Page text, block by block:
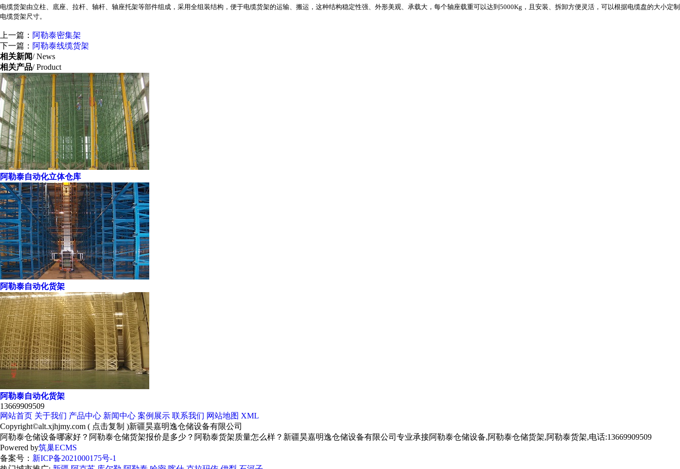
电缆货架由立柱、底座、拉杆、轴杆、轴座托架等部件组成，采用全组装结构，便于电缆货架的运输、搬运，这种结构稳定性强、外形美观、承载大，每个轴座载重可以达到5000Kg，且安装、拆卸方便灵活，可以根据电缆盘的大小定制
电缆货架尺寸。
上一篇： 阿勒泰密集架
下一篇： 阿勒泰线缆货架
相关新闻/ News
相关产品/ Product
阿勒泰自动化立体仓库
阿勒泰自动化货架
阿勒泰自动化货架
13669909509
网站首页 关于我们 产品中心 新闻中心 案例展示 联系我们 网站地图 XML
Copyright©alt.xjhjmy.com ( 点击复制 )新疆昊嘉明逸仓储设备有限公司
阿勒泰仓储设备哪家好？阿勒泰仓储货架报价是多少？阿勒泰货架质量怎么样？新疆昊嘉明逸仓储设备有限公司专业承接阿勒泰仓储设备,阿勒泰仓储货架,阿勒泰货架,电话:13669909509
Powered by筑巢ECMS
备案号： 新ICP备2021000175号-1